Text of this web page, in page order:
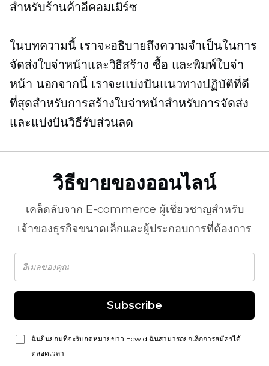
สำหรับร้านค้าอีคอมเมิร์ซ
ในบทความนี้ เราจะอธิบายถึงความจำเป็นในการ
จัดส่งใบจ่าหน้าและวิธีสร้าง ซื้อ และพิมพ์ใบจ่า
หน้า นอกจากนี้ เราจะแบ่งปันแนวทางปฏิบัติที่ดี
ที่สุดสำหรับการสร้างใบจ่าหน้าสำหรับการจัดส่ง
และแบ่งปันวิธีรับส่วนลด
วิธีขายของออนไลน์
เคล็ดลับจาก E-commerce ผู้เชี่ยวชาญสำหรับ
เจ้าของธุรกิจขนาดเล็กและผู้ประกอบการที่ต้องการ
Subscribe
ฉันยินยอมที่จะรับจดหมายข่าว Ecwid ฉันสามารถยกเลิกการสมัครได้
ตลอดเวลา